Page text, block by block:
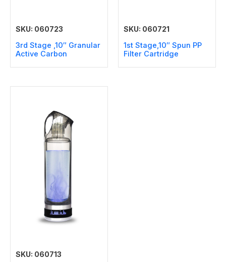
SKU: 060723
3rd Stage ,10″ Granular
Active Carbon
SKU: 060721
1st Stage,10″ Spun PP
Filter Cartridge
SKU: 060713